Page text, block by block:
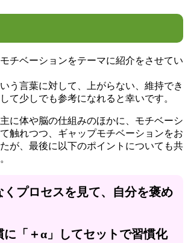
チベーションをテーマに紹介をさせてい
う言葉に対して、上がらない、維持でき
て少しでも参考になれると幸いです。
に体や脳の仕組みのほかに、モチベーシ
触れつつ、ギャップモチベーションをお
が、最後に以下のポイントについても共
くプロセスを見て、自分を褒め
に「＋α」してセットで習慣化